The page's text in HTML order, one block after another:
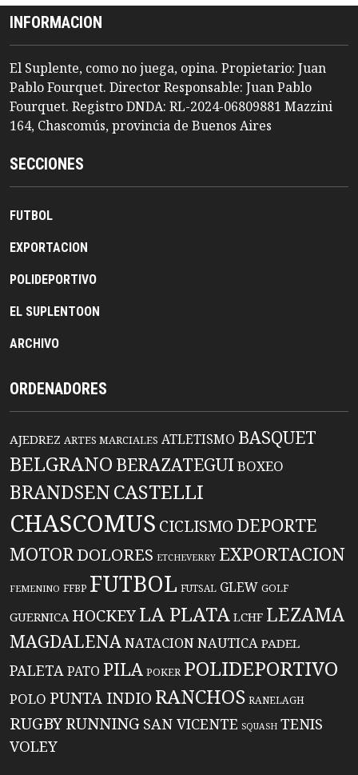
INFORMACION
El Suplente, como no juega, opina. Propietario: Juan
Pablo Fourquet. Director Responsable: Juan Pablo
Fourquet. Registro DNDA: RL-2024-06809881 Mazzini
164, Chascomús, provincia de Buenos Aires
SECCIONES
FUTBOL
EXPORTACION
POLIDEPORTIVO
EL SUPLENTOON
ARCHIVO
ORDENADORES
AJEDREZ ARTES MARCIALES ATLETISMO BASQUET
BELGRANO BERAZATEGUIBOXEO
BRANDSENCASTELLI
CHASCOMUS CICLISMO DEPORTE
MOTORDOLORES ETCHEVERRY EXPORTACION
FEMENINO FFBP FUTBOL FUTSAL GLEW GOLF
GUERNICA HOCKEYLA PLATA LCHF LEZAMA
MAGDALENANATACIONNAUTICA PADEL
PALETAPATO PILA POKER POLIDEPORTIVO
POLO PUNTA INDIO RANCHOS RANELAGH
RUGBYRUNNING SAN VICENTE SQUASH TENIS
VOLEY